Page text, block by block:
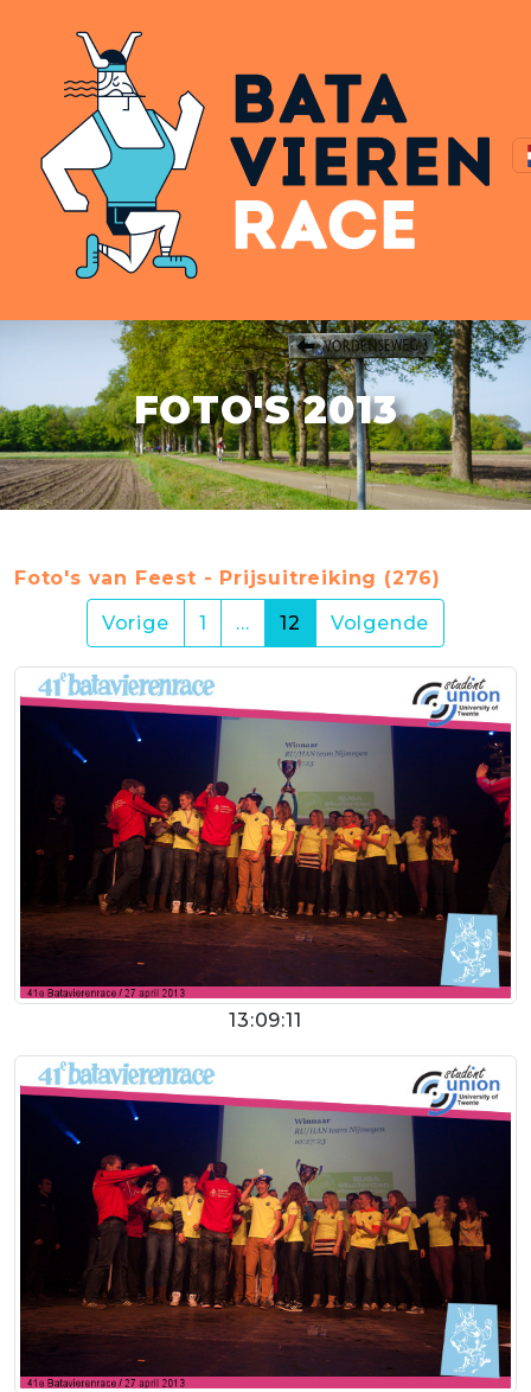
FOTO'S 2013
Foto's van Feest - Prijsuitreiking (276)
Vorige
1 … 12 (current)
Volgende
13:09:11